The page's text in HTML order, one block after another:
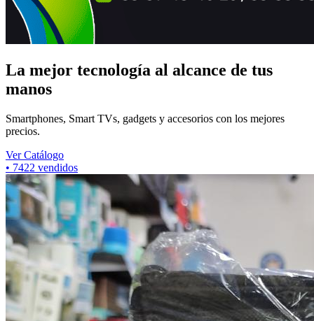
La mejor tecnología al alcance de tus
manos
Smartphones, Smart TVs, gadgets y accesorios con los mejores
precios.
Ver Catálogo
• 7422 vendidos